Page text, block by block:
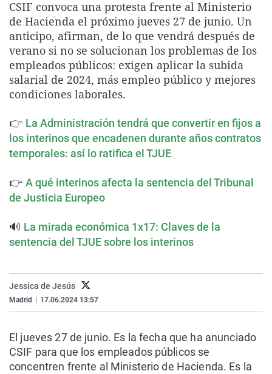
La rosa de los vientos
Gente viajera
Como el perro y el
Caso
Retornados
Equipo de
Operación Viuda
Extremadura
Galicia
La Rioja
Navarra
Virales
Televisión
Elecciones
CSIF convoca una protesta frente al Ministerio
de Hacienda el próximo jueves 27 de junio. Un
anticipo, afirman, de lo que vendrá después de
verano si no se solucionan los problemas de los
empleados públicos: exigen aplicar la subida
salarial de 2024, más empleo público y mejores
condiciones laborales.
👉 La Administración tendrá que convertir en fijos a
los interinos que encadenen durante años contratos
temporales: así lo ratifica el TJUE
👉 A qué interinos afecta la sentencia del Tribunal
de Justicia Europeo
🔊 La mirada económica 1x17: Claves de la
sentencia del TJUE sobre los interinos
Jessica de Jesús
Madrid 17.06.2024 13:57
El jueves 27 de junio. Es la fecha que ha anunciado
CSIF para que los empleados públicos se
concentren frente al Ministerio de Hacienda. Es la